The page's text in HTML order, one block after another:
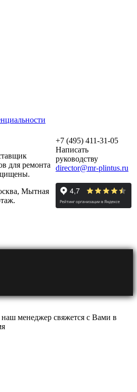
для ремонта
Мытная
+7 (495) 411-31-05
Написать
руководству
director@mr-plintus.ru
менеджер свяжется с Вами в